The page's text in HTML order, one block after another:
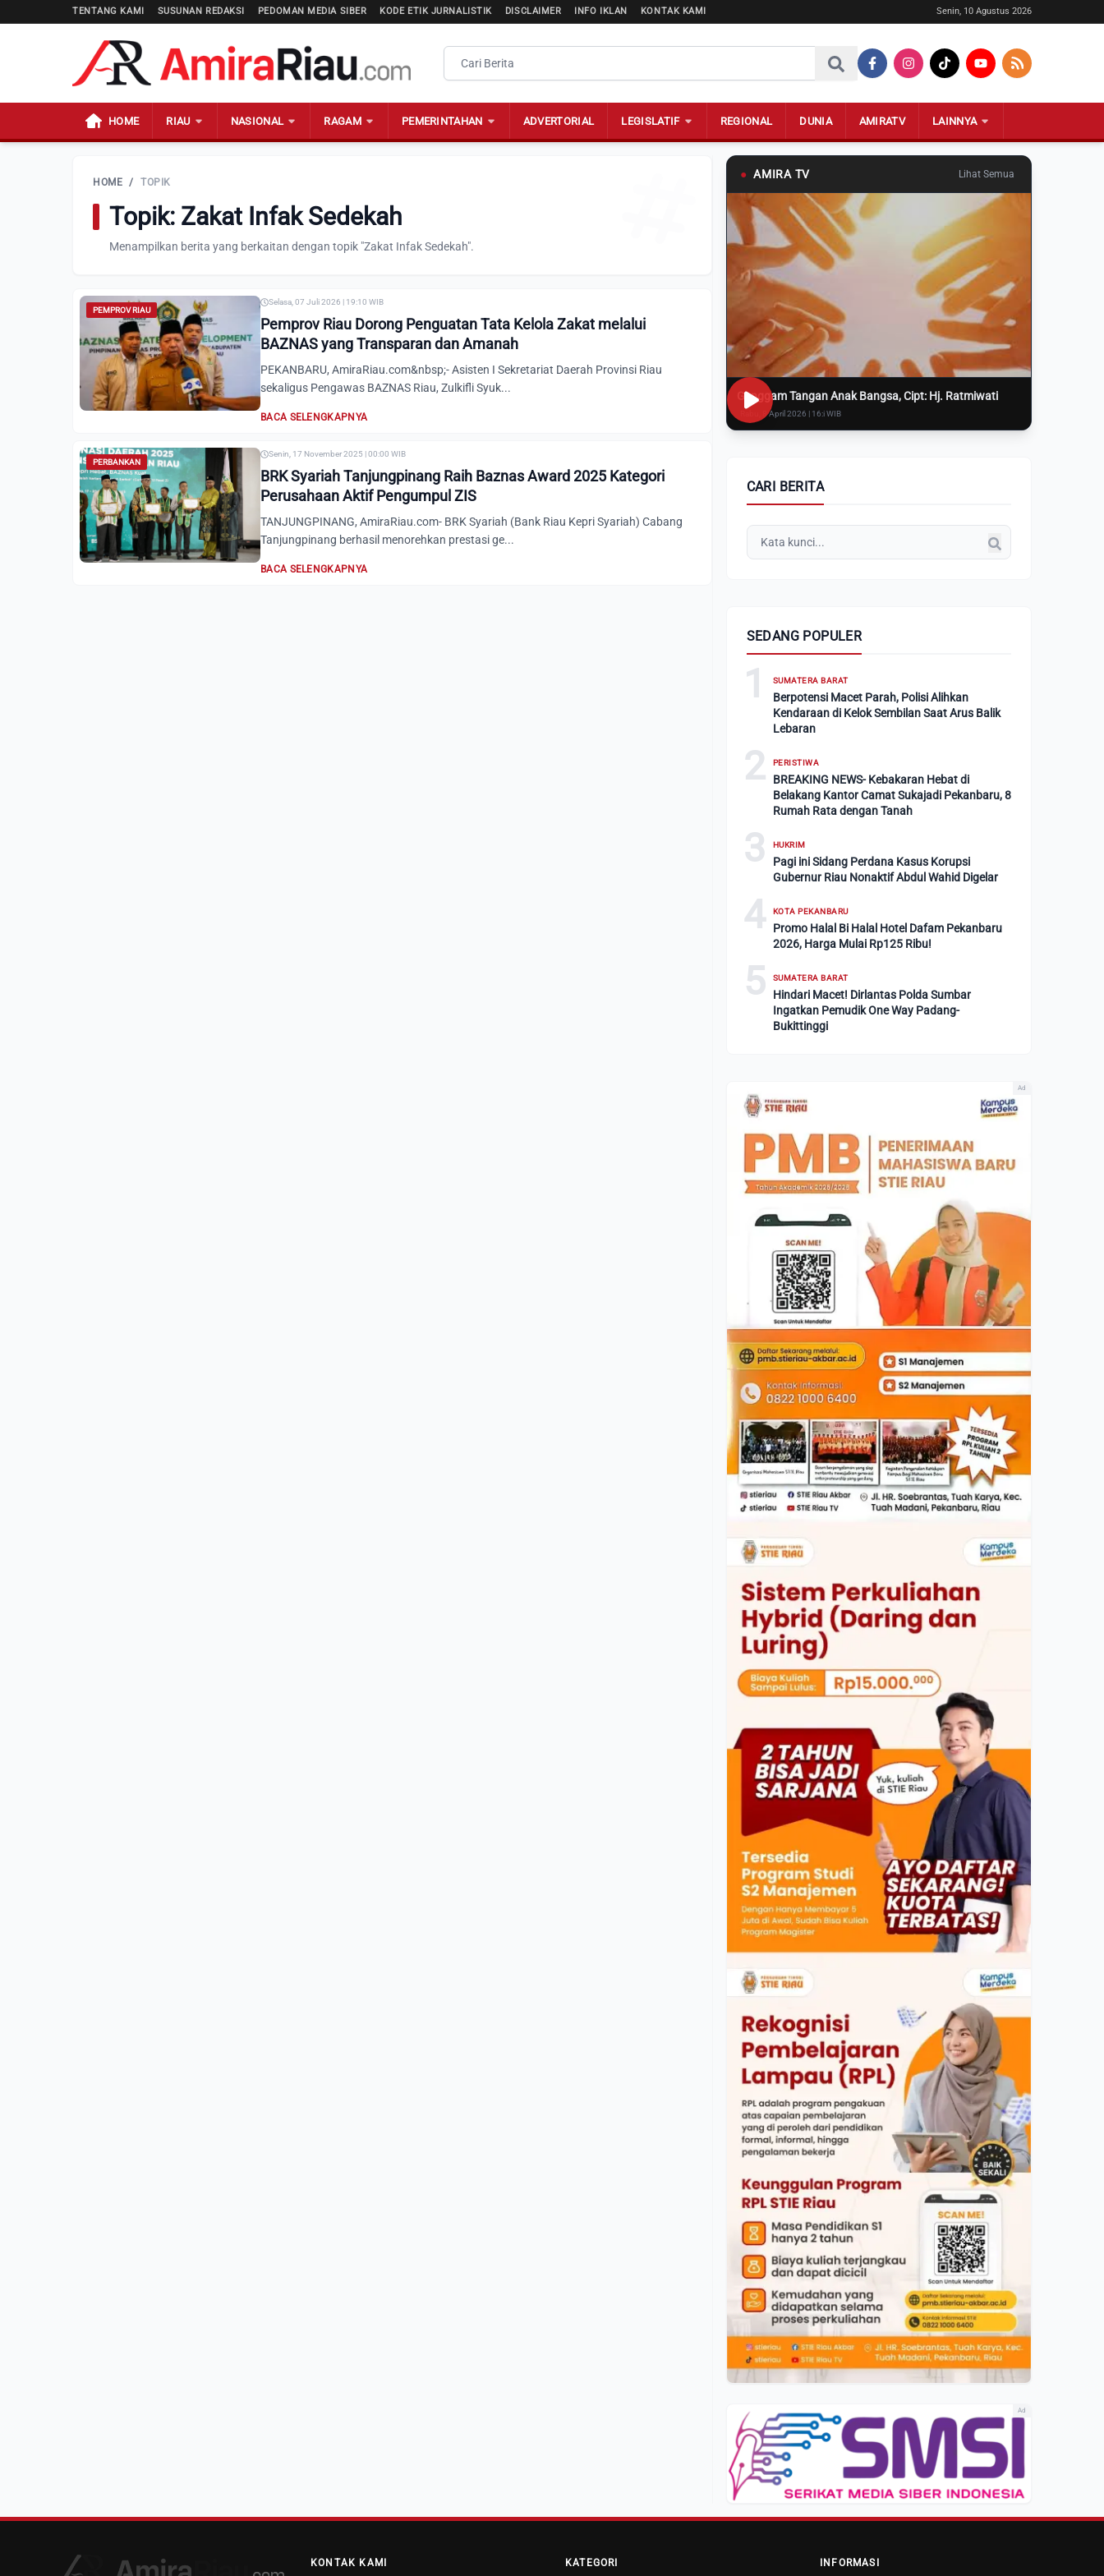
TENTANG KAMI SUSUNAN REDAKSI PEDOMAN MEDIA SIBER KODE ETIK JURNALISTIK DISCLAIMER INFO IKLAN KONTAK KAMI Senin, 10 Agustus 2026
HOME RIAU NASIONAL RAGAM PEMERINTAHAN ADVERTORIAL LEGISLATIF REGIONAL DUNIA AMIRATV LAINNYA
HOME / TOPIK
Topik: Zakat Infak Sedekah
Menampilkan berita yang berkaitan dengan topik "Zakat Infak Sedekah".
PEMPROV RIAU
Selasa, 07 Juli 2026 | 19:10 WIB
Pemprov Riau Dorong Penguatan Tata Kelola Zakat melalui
BAZNAS yang Transparan dan Amanah
PEKANBARU, AmiraRiau.com&nbsp;- Asisten I Sekretariat Daerah Provinsi Riau
sekaligus Pengawas BAZNAS Riau, Zulkifli Syuk...
BACA SELENGKAPNYA
PERBANKAN
Senin, 17 November 2025 | 00:00 WIB
BRK Syariah Tanjungpinang Raih Baznas Award 2025 Kategori
Perusahaan Aktif Pengumpul ZIS
TANJUNGPINANG, AmiraRiau.com- BRK Syariah (Bank Riau Kepri Syariah) Cabang
Tanjungpinang berhasil menorehkan prestasi ge...
BACA SELENGKAPNYA
● AMIRA TV Lihat Semua
Genggam Tangan Anak Bangsa, Cipt: Hj. Ratmiwati
Rabu, 8 April 2026 | 16:i WIB
CARI BERITA
SEDANG POPULER
1 SUMATERA BARAT
Berpotensi Macet Parah, Polisi Alihkan
Kendaraan di Kelok Sembilan Saat Arus Balik
Lebaran
2 PERISTIWA
BREAKING NEWS- Kebakaran Hebat di
Belakang Kantor Camat Sukajadi Pekanbaru, 8
Rumah Rata dengan Tanah
3 HUKRIM
Pagi ini Sidang Perdana Kasus Korupsi
Gubernur Riau Nonaktif Abdul Wahid Digelar
4 KOTA PEKANBARU
Promo Halal Bi Halal Hotel Dafam Pekanbaru
2026, Harga Mulai Rp125 Ribu!
5 SUMATERA BARAT
Hindari Macet! Dirlantas Polda Sumbar
Ingatkan Pemudik One Way Padang-
Bukittinggi
Ad
Ad
KONTAK KAMI KATEGORI INFORMASI